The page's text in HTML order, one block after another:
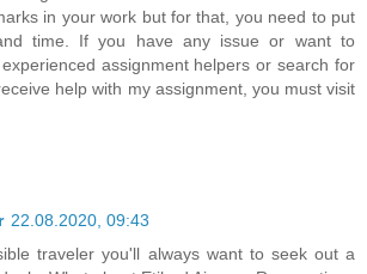
in your work but for that, you need to put
time. If you have any issue or want to
assignment helpers or search for
help with my assignment, you must visit
22.08.2020, 09:43
traveler you'll always want to seek out a